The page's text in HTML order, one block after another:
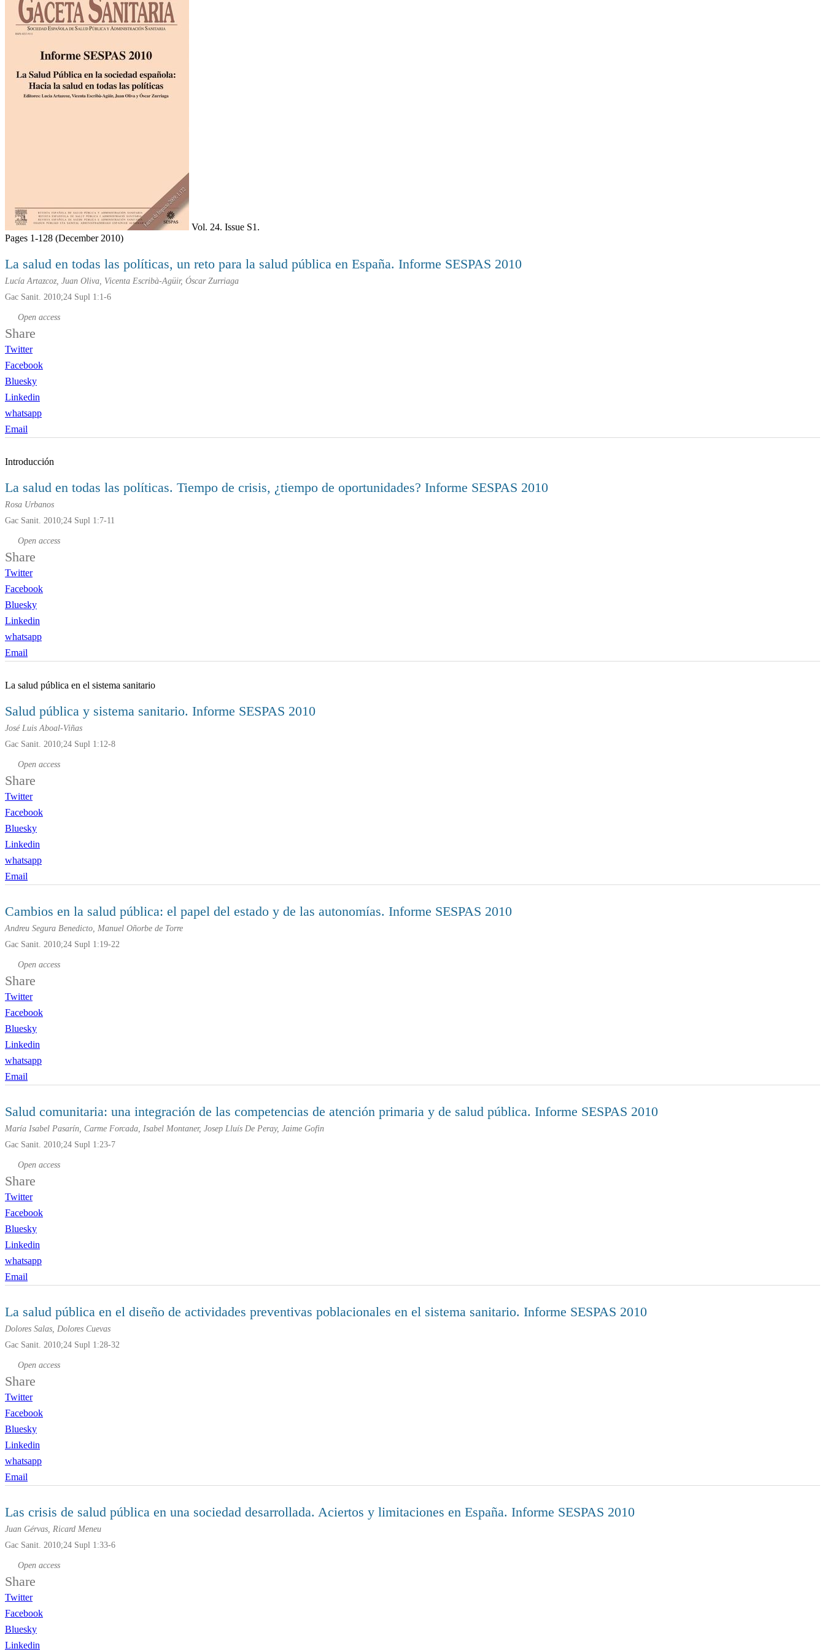
Vol. 24. Issue S1.
Pages 1-128 (December 2010)
La salud en todas las políticas, un reto para la salud pública en España. Informe SESPAS 2010
Lucía Artazcoz, Juan Oliva, Vicenta Escribà-Agüir, Óscar Zurriaga
Gac Sanit. 2010;24 Supl 1:1-6
Open access
Share
Twitter
Facebook
Bluesky
Linkedin
whatsapp
Email
Introducción
La salud en todas las políticas. Tiempo de crisis, ¿tiempo de oportunidades? Informe SESPAS 2010
Rosa Urbanos
Gac Sanit. 2010;24 Supl 1:7-11
Open access
Share
Twitter
Facebook
Bluesky
Linkedin
whatsapp
Email
La salud pública en el sistema sanitario
Salud pública y sistema sanitario. Informe SESPAS 2010
José Luis Aboal-Viñas
Gac Sanit. 2010;24 Supl 1:12-8
Open access
Share
Twitter
Facebook
Bluesky
Linkedin
whatsapp
Email
Cambios en la salud pública: el papel del estado y de las autonomías. Informe SESPAS 2010
Andreu Segura Benedicto, Manuel Oñorbe de Torre
Gac Sanit. 2010;24 Supl 1:19-22
Open access
Share
Twitter
Facebook
Bluesky
Linkedin
whatsapp
Email
Salud comunitaria: una integración de las competencias de atención primaria y de salud pública. Informe SESPAS 2010
María Isabel Pasarín, Carme Forcada, Isabel Montaner, Josep Lluís De Peray, Jaime Gofin
Gac Sanit. 2010;24 Supl 1:23-7
Open access
Share
Twitter
Facebook
Bluesky
Linkedin
whatsapp
Email
La salud pública en el diseño de actividades preventivas poblacionales en el sistema sanitario. Informe SESPAS 2010
Dolores Salas, Dolores Cuevas
Gac Sanit. 2010;24 Supl 1:28-32
Open access
Share
Twitter
Facebook
Bluesky
Linkedin
whatsapp
Email
Las crisis de salud pública en una sociedad desarrollada. Aciertos y limitaciones en España. Informe SESPAS 2010
Juan Gérvas, Ricard Meneu
Gac Sanit. 2010;24 Supl 1:33-6
Open access
Share
Twitter
Facebook
Bluesky
Linkedin